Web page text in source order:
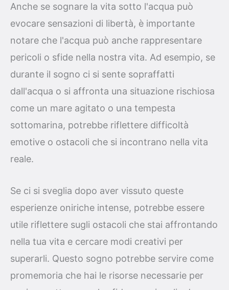
Anche se sognare la vita sotto l'acqua può
evocare sensazioni di libertà, è importante
notare che l'acqua può anche rappresentare
pericoli o sfide nella nostra vita. Ad esempio, se
durante il sogno ci si sente sopraffatti
dall'acqua o si affronta una situazione rischiosa
come un mare agitato o una tempesta
sottomarina, potrebbe riflettere difficoltà
emotive o ostacoli che si incontrano nella vita
reale.
Se ci si sveglia dopo aver vissuto queste
esperienze oniriche intense, potrebbe essere
utile riflettere sugli ostacoli che stai affrontando
nella tua vita e cercare modi creativi per
superarli. Questo sogno potrebbe servire come
promemoria che hai le risorse necessarie per